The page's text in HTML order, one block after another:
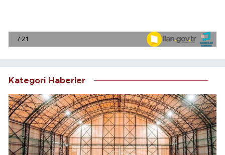
Kategori Haberler